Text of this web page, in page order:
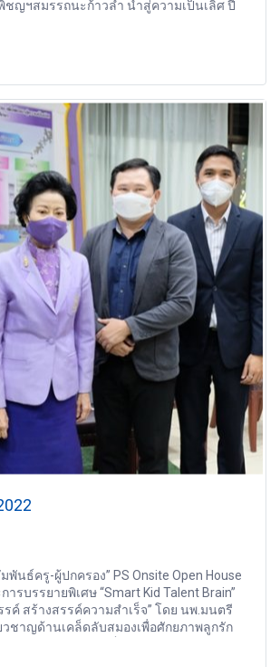
ชญฯสมรรถนะก้าวล้ำ นำสู่ความเป็นเลิศ ปี
พันธ์ครู-ผู้ปกครอง” PS Onsite Open House
ารบรรยายพิเศษ “Smart Kid Talent Brain”
ค์ สร้างสรรค์ความสำเร็จ” โดย นพ.มนตรี
วชาญด้านเคล็ดลับสมองเพื่อศักยภาพลูกรัก